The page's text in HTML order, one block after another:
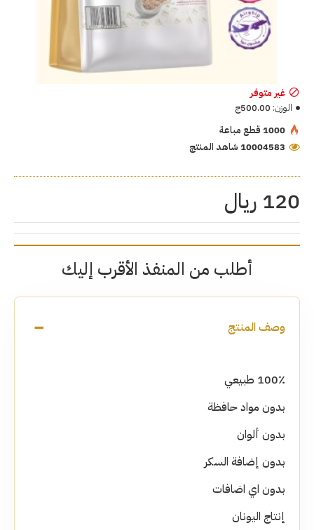
120 ريال
غير متوفر
الوزن: 500.00ج
1000 قطع مباعة
10004583 شاهد المنتج
أطلب من المنفذ الأقرب إليك
وصف المنتج
100٪ طبيعي
بدون مواد حافظة
بدون ألوان
بدون إضافة السكر
بدون اي اضافات
إنتاج اليونان